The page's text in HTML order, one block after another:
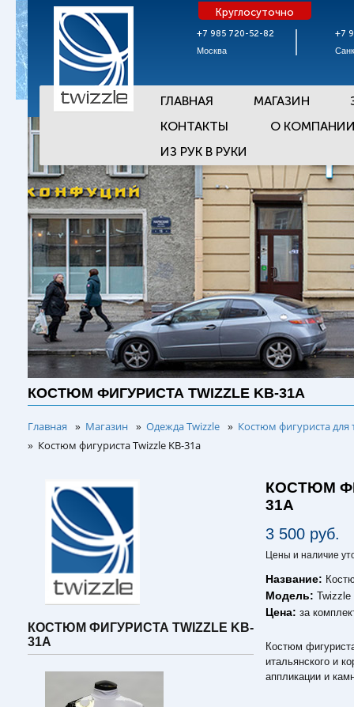
+7 985 720-52-82
Москва
Круглосуточно
+7
ГЛАВНАЯ МАГАЗИН
КОНТАКТЫ
О
ИЗ РУК В РУКИ
КОСТЮМ ФИГУРИСТА TWIZZLE KB-31A
Главная » Магазин » Одежда Twizzle » Костюм фигуриста для
» Костюм фигуриста Twizzle KB-31a
КОСТЮМ ФИГУРИСТА TWIZZLE KB-
31A
КОСТЮМ
31A
3 500 руб.
Цены и наличие
Название:
Модель:Twizzle
Цена:за
Костюм
итальянского и
аппликации и